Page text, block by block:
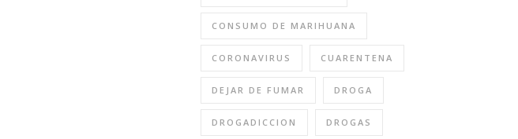
CONSUMO DE MARIHUANA
CORONAVIRUS CUARENTENA
DEJAR DE FUMAR DROGA
DROGADICCION DROGAS